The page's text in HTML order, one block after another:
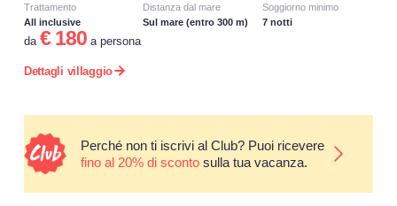
Trattamento
All inclusive
Distanza dal mare
Sul mare (entro 300 m)
Soggiorno minimo
7 notti
da € 180 a persona
Dettagli villaggio
Perché non ti iscrivi al Club? Puoi ricevere
fino al 20% di scontosulla tua vacanza.